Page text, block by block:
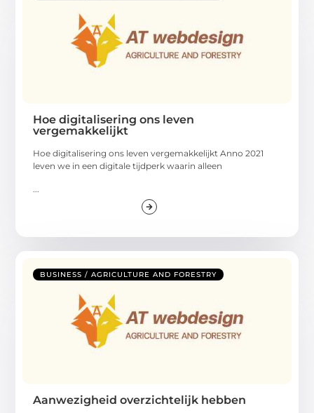
Hoe digitalisering ons leven
vergemakkelijkt
Hoe digitalisering ons leven vergemakkelijkt Anno 2021
leven we in een digitale tijdperk waarin alleen
BUSINESS / AGRICULTURE AND FORESTRY
Aanwezigheid overzichtelijk hebben